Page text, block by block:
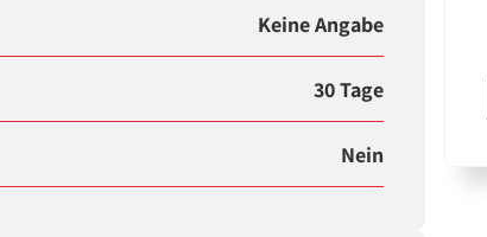
Keine Angabe
30 Tage
Nein